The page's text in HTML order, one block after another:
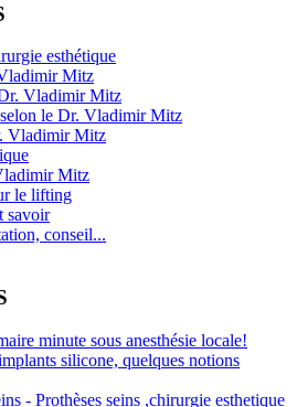
esthétique
Mitz
Vladimir Mitz
le Dr. Vladimir Mitz
Vladimir Mitz
Mitz
le lifting
savoir
conseil...
minute sous anesthésie locale!
silicone, quelques notions
- Prothèses seins ,chirurgie esthetique